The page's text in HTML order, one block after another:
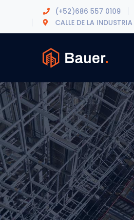
(+52)686 557 0109
CALLE DE LA